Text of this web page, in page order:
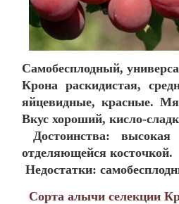
Самобесплодный,
Крона раскидистая,
яйцевидные, красные.
Вкус хороший, кисло-
Достоинства: высокая
отделяющейся косточкой.
Недостатки:
Сорта алычи селекции